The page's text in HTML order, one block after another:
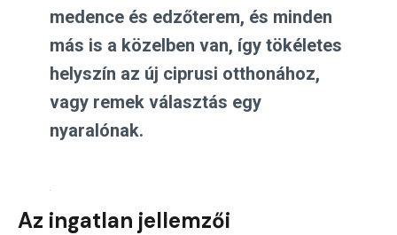
medence és edzőterem, és minden
más is a közelben van, így tökéletes
helyszín az új ciprusi otthonához,
vagy remek választás egy
nyaralónak.
Az ingatlan jellemzői